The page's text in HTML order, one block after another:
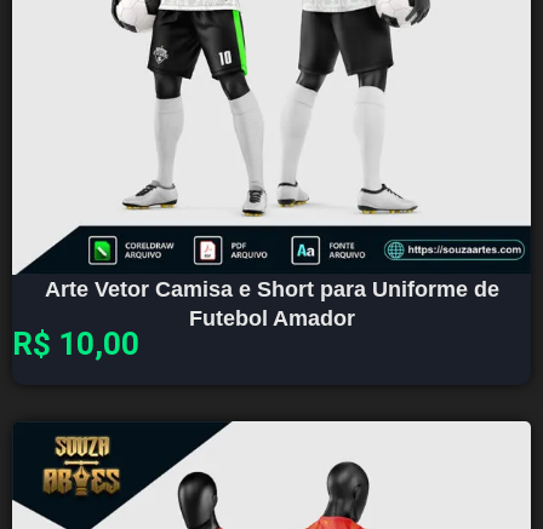
Arte Vetor Camisa e Short para Uniforme de
Futebol Amador
R$ 10,00